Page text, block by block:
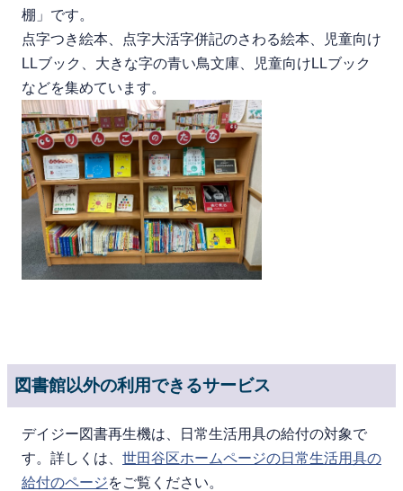
棚」です。
点字つき絵本、点字大活字併記のさわる絵本、児童向け
LLブック、大きな字の青い鳥文庫、児童向けLLブック
などを集めています。
図書館以外の利用できるサービス
デイジー図書再生機は、日常生活用具の給付の対象で
す。詳しくは、 世田谷区ホームページの日常生活用具の
給付のページをご覧ください。